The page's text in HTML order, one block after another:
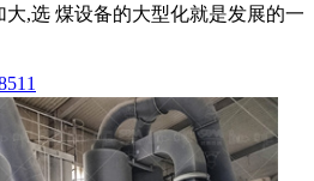
,选 煤设备的大型化就是发展的一